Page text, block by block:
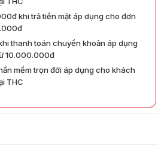
khi trả tiền mặt áp dụng cho đơn
thanh toán chuyển khoản áp dụng
10.000.000đ
mềm trọn đời áp dụng cho khách
THC